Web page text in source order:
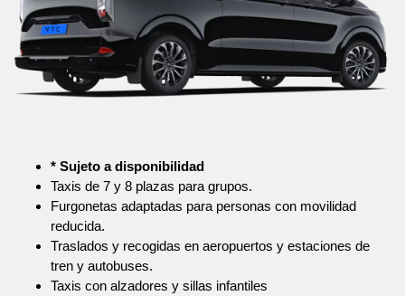
* Sujeto a disponibilidad
Taxis de 7 y 8 plazas para grupos.
Furgonetas adaptadas para personas con movilidad
reducida.
Traslados y recogidas en aeropuertos y estaciones de
tren y autobuses.
Taxis con alzadores y sillas infantiles